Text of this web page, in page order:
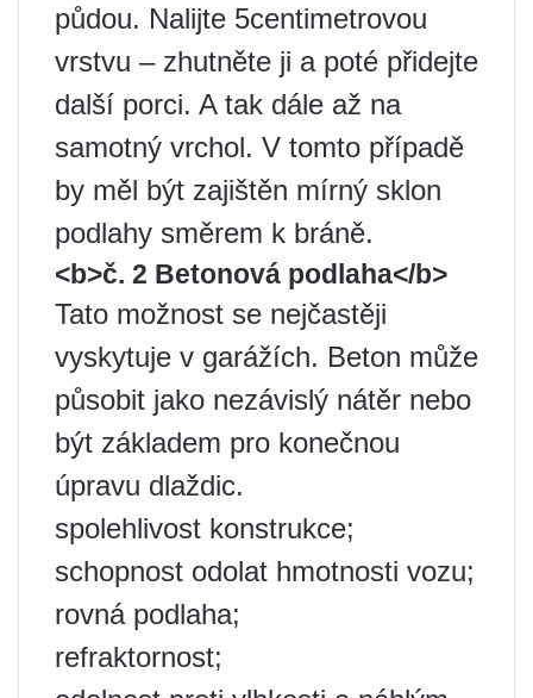
půdou. Nalijte 5centimetrovou
vrstvu – zhutněte ji a poté přidejte
další porci. A tak dále až na
samotný vrchol. V tomto případě
by měl být zajištěn mírný sklon
podlahy směrem k bráně.
<b>č. 2 Betonová podlaha</b>
Tato možnost se nejčastěji
vyskytuje v garážích. Beton může
působit jako nezávislý nátěr nebo
být základem pro konečnou
úpravu dlaždic.
spolehlivost konstrukce;
schopnost odolat hmotnosti vozu;
rovná podlaha;
refraktornost;